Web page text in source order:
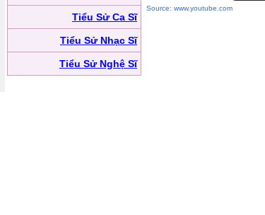
Tiểu Sử Ca Sĩ
Tiểu Sử Nhạc Sĩ
Tiểu Sử Nghệ Sĩ
Source: www.youtube.com